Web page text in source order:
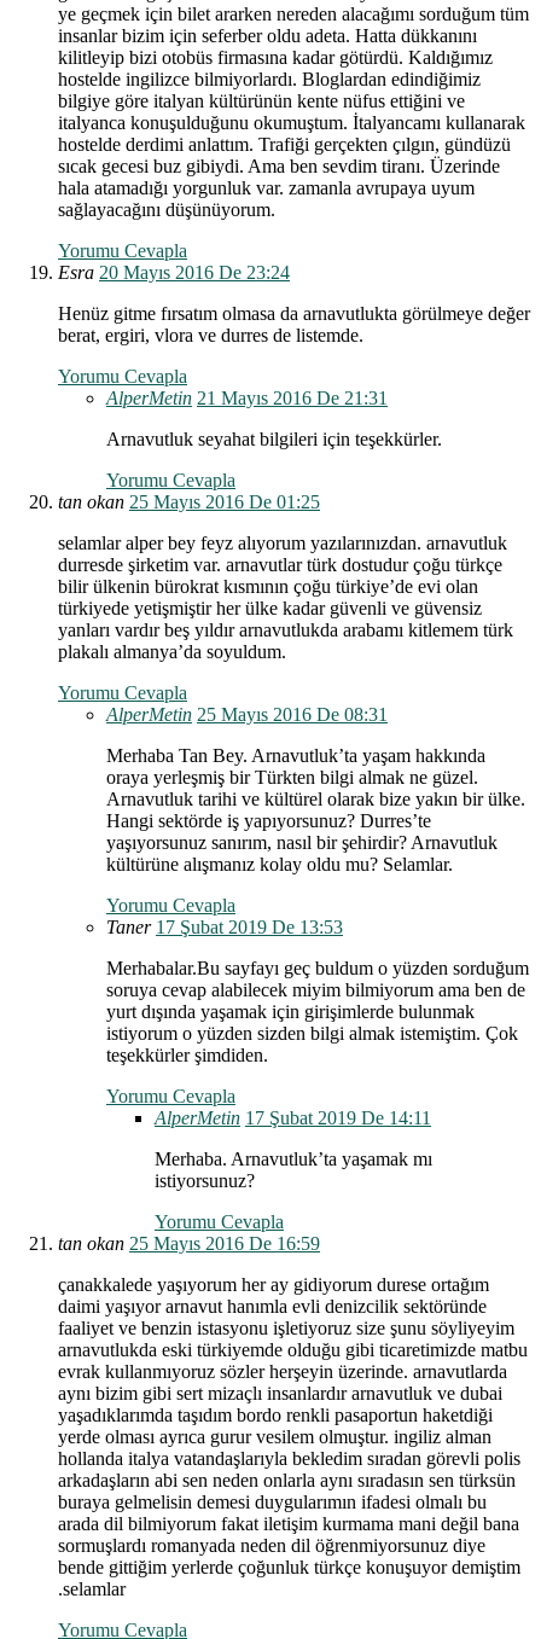
ye geçmek için bilet ararken nereden alacağımı sorduğum tüm
insanlar bizim için seferber oldu adeta. Hatta dükkanını
kilitleyip bizi otobüs firmasına kadar götürdü. Kaldığımız
hostelde ingilizce bilmiyorlardı. Bloglardan edindiğimiz
bilgiye göre italyan kültürünün kente nüfus ettiğini ve
italyanca konuşulduğunu okumuştum. İtalyancamı kullanarak
hostelde derdimi anlattım. Trafiği gerçekten çılgın, gündüzü
sıcak gecesi buz gibiydi. Ama ben sevdim tiranı. Üzerinde
hala atamadığı yorgunluk var. zamanla avrupaya uyum
sağlayacağını düşünüyorum.
Yorumu Cevapla
Esra 20 Mayıs 2016 De 23:24
Henüz gitme fırsatım olmasa da arnavutlukta görülmeye değer
berat, ergiri, vlora ve durres de listemde.
Yorumu Cevapla
AlperMetin 21 Mayıs 2016 De 21:31
Arnavutluk seyahat bilgileri için teşekkürler.
Yorumu Cevapla
tan okan 25 Mayıs 2016 De 01:25
selamlar alper bey feyz alıyorum yazılarınızdan. arnavutluk
durresde şirketim var. arnavutlar türk dostudur çoğu türkçe
bilir ülkenin bürokrat kısmının çoğu türkiye’de evi olan
türkiyede yetişmiştir her ülke kadar güvenli ve güvensiz
yanları vardır beş yıldır arnavutlukda arabamı kitlemem türk
plakalı almanya’da soyuldum.
Yorumu Cevapla
AlperMetin 25 Mayıs 2016 De 08:31
Merhaba Tan Bey. Arnavutluk’ta yaşam hakkında
oraya yerleşmiş bir Türkten bilgi almak ne güzel.
Arnavutluk tarihi ve kültürel olarak bize yakın bir ülke.
Hangi sektörde iş yapıyorsunuz? Durres’te
yaşıyorsunuz sanırım, nasıl bir şehirdir? Arnavutluk
kültürüne alışmanız kolay oldu mu? Selamlar.
Yorumu Cevapla
Taner 17 Şubat 2019 De 13:53
Merhabalar.Bu sayfayı geç buldum o yüzden sorduğum
soruya cevap alabilecek miyim bilmiyorum ama ben de
yurt dışında yaşamak için girişimlerde bulunmak
istiyorum o yüzden sizden bilgi almak istemiştim. Çok
teşekkürler şimdiden.
Yorumu Cevapla
AlperMetin 17 Şubat 2019 De 14:11
Merhaba. Arnavutluk’ta yaşamak mı
istiyorsunuz?
Yorumu Cevapla
tan okan 25 Mayıs 2016 De 16:59
çanakkalede yaşıyorum her ay gidiyorum durese ortağım
daimi yaşıyor arnavut hanımla evli denizcilik sektöründe
faaliyet ve benzin istasyonu işletiyoruz size şunu söyliyeyim
arnavutlukda eski türkiyemde olduğu gibi ticaretimizde matbu
evrak kullanmıyoruz sözler herşeyin üzerinde. arnavutlarda
aynı bizim gibi sert mizaçlı insanlardır arnavutluk ve dubai
yaşadıklarımda taşıdım bordo renkli pasaportun haketdiği
yerde olması ayrıca gurur vesilem olmuştur. ingiliz alman
hollanda italya vatandaşlarıyla bekledim sıradan görevli polis
arkadaşların abi sen neden onlarla aynı sıradasın sen türksün
buraya gelmelisin demesi duygularımın ifadesi olmalı bu
arada dil bilmiyorum fakat iletişim kurmama mani değil bana
sormuşlardı romanyada neden dil öğrenmiyorsunuz diye
bende gittiğim yerlerde çoğunluk türkçe konuşuyor demiştim
.selamlar
Yorumu Cevapla